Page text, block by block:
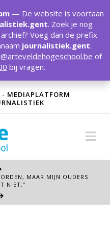
MEDIAPLATFORM
MAAR MIJN OUDERS
NIET.”
— De website is voortaan
. Zoek je nog
Voeg dan de prefix
journalistiek.gent.
of
bij vragen.